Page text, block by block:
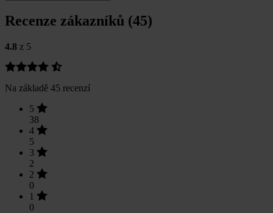
Recenze zákazníků (45)
4.8 z 5
Na základě 45 recenzí
5
38
4
5
3
2
2
0
1
0